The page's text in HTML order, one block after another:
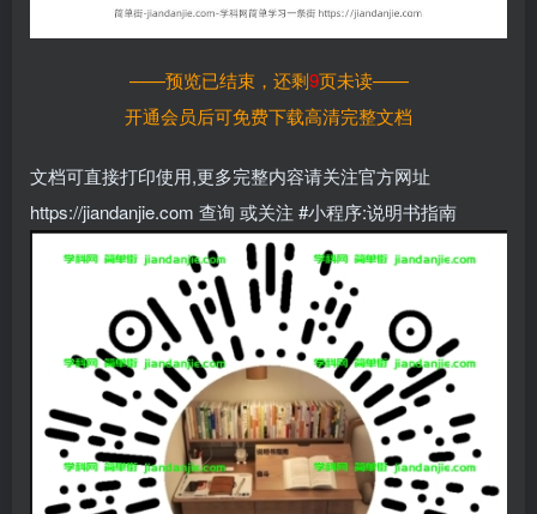
——预览已结束，还剩9页未读——
开通会员后可免费下载高清完整文档
文档可直接打印使用,更多完整内容请关注官方网址
https://jiandanjie.com 查询 或关注 #小程序:说明书指南